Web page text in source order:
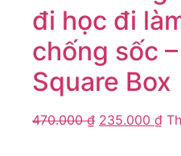
đi học đi
chống sốc
Square Box
470.000₫ 235.000 ₫